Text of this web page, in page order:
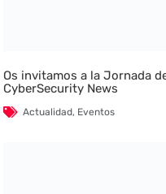
Os invitamos a la Jornada
CyberSecurity News
Actualidad, Eventos